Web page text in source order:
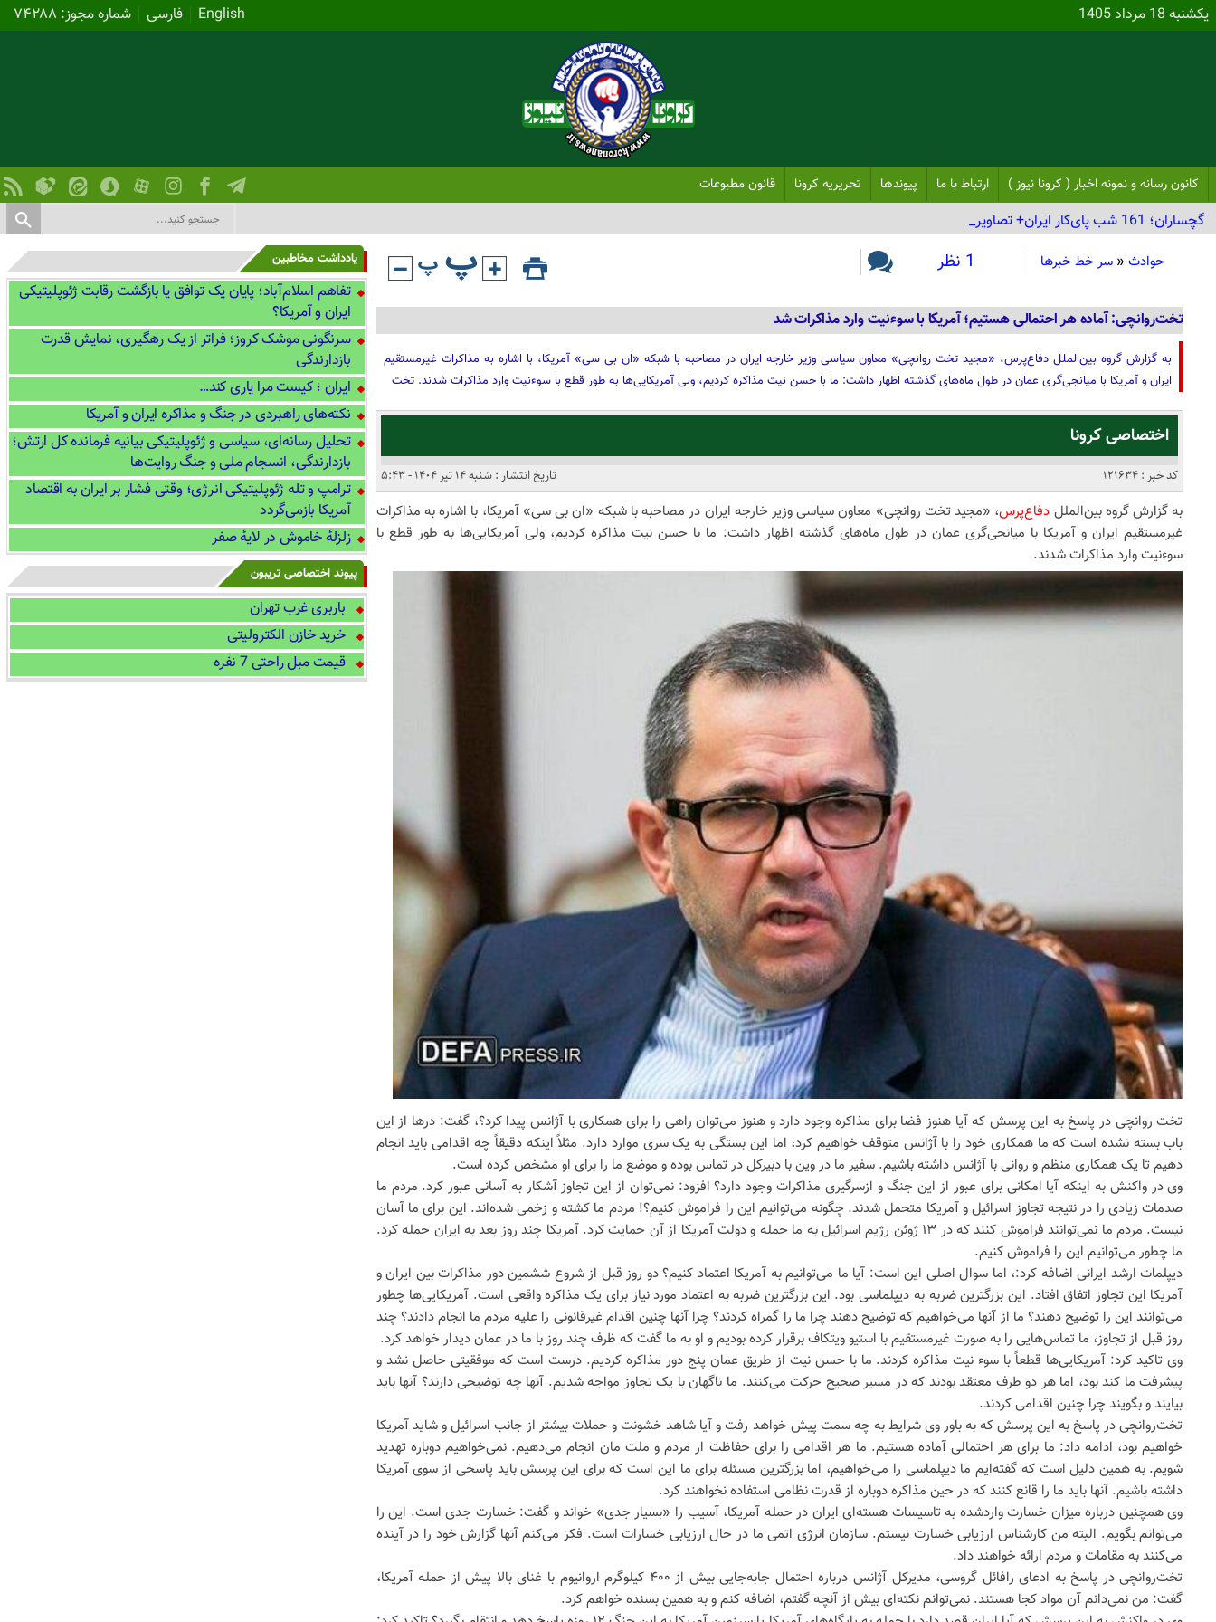
یکشنبه 18 مرداد 1405 English فارسی شماره مجوز: ۷۴۲۸۸
کانون رسانه و نمونه اخبار ( کرونا نیوز ) ارتباط با ما پیوندها تحریریه کرونا قانون مطبوعات
گچساران؛ 161 شب پای‌کار ایران+ تصاویر_
حوادث « سر خط خبرها 1 نظر
تخت‌روانچی: آماده هر احتمالی هستیم؛ آمریکا با سوءنیت وارد مذاکرات شد
به گزارش گروه بین‌الملل دفاع‌پرس، «مجید تخت روانچی» معاون سیاسی وزیر خارجه ایران در مصاحبه با شبکه «ان بی سی» آمریکا، با اشاره به مذاکرات غیرمستقیم
ایران و آمریکا با میانجی‌گری عمان در طول ماه‌های گذشته اظهار داشت: ما با حسن نیت مذاکره کردیم، ولی آمریکایی‌ها به طور قطع با سوء‌نیت وارد مذاکرات شدند. تخت
اختصاصی کرونا
کد خبر : 121634
تاریخ انتشار : شنبه 14 تیر 1404 - 5:43
به گزارش گروه بین‌الملل دفاع‌پرس، «مجید تخت روانچی» معاون سیاسی وزیر خارجه ایران در مصاحبه با شبکه «ان بی سی» آمریکا، با اشاره به مذاکرات
غیرمستقیم ایران و آمریکا با میانجی‌گری عمان در طول ماه‌های گذشته اظهار داشت: ما با حسن نیت مذاکره کردیم، ولی آمریکایی‌ها به طور قطع با
سوء‌نیت وارد مذاکرات شدند.
تخت روانچی در پاسخ به این پرسش که آیا هنوز فضا برای مذاکره وجود دارد و هنوز می‌توان راهی را برای همکاری با آژانس پیدا کرد؟، گفت: در‌ها از این
باب بسته نشده است که ما همکاری خود را با آژانس متوقف خواهیم کرد، اما این بستگی به یک سری موارد دارد. مثلاً اینکه دقیقاً چه اقدامی باید انجام
دهیم تا یک همکاری منظم و روانی با آژانس داشته باشیم. سفیر ما در وین با دبیرکل در تماس بوده و موضع ما را برای او مشخص کرده است.
وی در واکنش به اینکه آیا امکانی برای عبور از این جنگ و ازسرگیری مذاکرات وجود دارد؟ افزود: نمی‌توان از این تجاوز آشکار به آسانی عبور کرد. مردم ما
صدمات زیادی را در نتیجه تجاوز اسرائیل و آمریکا متحمل شدند. چگونه می‌توانیم این را فراموش کنیم؟! مردم ما کشته و زخمی شده‌اند. این برای ما آسان
نیست. مردم ما نمی‌توانند فراموش کنند که در ۱۳ ژوئن رژیم اسرائیل به ما حمله و دولت آمریکا از آن حمایت کرد. آمریکا چند روز بعد به ایران حمله کرد.
ما چطور می‌توانیم این را فراموش کنیم.
دیپلمات ارشد ایرانی اضافه کرد:، اما سوال اصلی این است: آیا ما می‌توانیم به آمریکا اعتماد کنیم؟ دو روز قبل از شروع ششمین دور مذاکرات بین ایران و
آمریکا این تجاوز اتفاق افتاد. این بزرگترین ضربه به دیپلماسی بود. این بزرگترین ضربه به اعتماد مورد نیاز برای یک مذاکره واقعی است. آمریکایی‌ها چطور
می‌توانند این را توضیح دهند؟ ما از آنها می‌خواهیم که توضیح دهند چرا ما را گمراه کردند؟ چرا آنها چنین اقدام غیرقانونی را علیه مردم ما انجام دادند؟ چند
روز قبل از تجاوز، ما تماس‌هایی را به صورت غیرمستقیم با استیو ویتکاف برقرار کرده بودیم و او به ما گفت که ظرف چند روز با ما در عمان دیدار خواهد کرد.
وی تاکید کرد: آمریکایی‌ها قطعاً با سوء نیت مذاکره کردند. ما با حسن نیت از طریق عمان پنج دور مذاکره کردیم. درست است که موفقیتی حاصل نشد و
پیشرفت ما کند بود، اما هر دو طرف معتقد بودند که در مسیر صحیح حرکت می‌کنند. ما ناگهان با یک تجاوز مواجه شدیم. آنها چه توضیحی دارند؟ آنها باید
بیایند و بگویند چرا چنین اقدامی کردند.
تخت‌روانچی در پاسخ به این پرسش که به باور وی شرایط به چه سمت پیش خواهد رفت و آیا شاهد خشونت و حملات بیشتر از جانب اسرائیل و شاید آمریکا
خواهیم بود، ادامه داد: ما برای هر احتمالی آماده هستیم. ما هر اقدامی را برای حفاظت از مردم و ملت مان انجام می‌دهیم. نمی‌خواهیم دوباره تهدید
شویم. به همین دلیل است که گفته‌ایم ما دیپلماسی را می‌خواهیم، اما بزرگترین مسئله برای ما این است که برای این پرسش باید پاسخی از سوی آمریکا
داشته باشیم. آنها باید ما را قانع کنند که در حین مذاکره دوباره از قدرت نظامی استفاده نخواهند کرد.
وی همچنین درباره میزان خسارت واردشده به تاسیسات هسته‌ای ایران در حمله آمریکا، آسیب را «بسیار جدی» خواند و گفت: خسارت جدی است. این را
می‌توانم بگویم. البته من کارشناس ارزیابی خسارت نیستم. سازمان انرژی اتمی ما در حال ارزیابی خسارات است. فکر می‌کنم آنها گزارش خود را در آینده
می‌کنند به مقامات و مردم ارائه خواهند داد.
تخت‌روانچی در پاسخ به ادعای رافائل گروسی، مدیرکل آژانس درباره احتمال جابه‌جایی بیش از ۴۰۰ کیلوگرم اروانیوم با غنای بالا پیش از حمله آمریکا،
گفت: من نمی‌دانم آن مواد کجا هستند. نمی‌توانم نکته‌ای بیش از آنچه گفتم، اضافه کنم و به همین بسنده خواهم کرد.
یادداشت مخاطبین
تفاهم اسلام‌آباد؛ پایان یک توافق یا بازگشت رقابت ژئوپلیتیکی
ایران و آمریکا؟
سرنگونی موشک کروز؛ فراتر از یک رهگیری، نمایش قدرت
بازدارندگی
ایران ؛ کیست مرا یاری کند…
نکته‌های راهبردی در جنگ و مذاکره ایران و آمریکا
تحلیل رسانه‌ای، سیاسی و ژئوپلیتیکی بیانیه فرمانده کل ارتش؛
بازدارندگی، انسجام ملی و جنگ روایت‌ها
ترامپ و تله ژئوپلیتیکی انرژی؛ وقتی فشار بر ایران به اقتصاد
آمریکا بازمی‌گردد
زلزلهٔ خاموش در لایهٔ صفر
پیوند اختصاصی تریبون
باربری غرب تهران
خرید خازن الکترولیتی
قیمت مبل راحتی 7 نفره